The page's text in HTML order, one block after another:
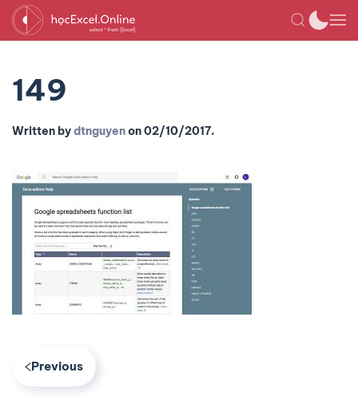
149
Written bydtnguyenon02/10/2017.
Previous